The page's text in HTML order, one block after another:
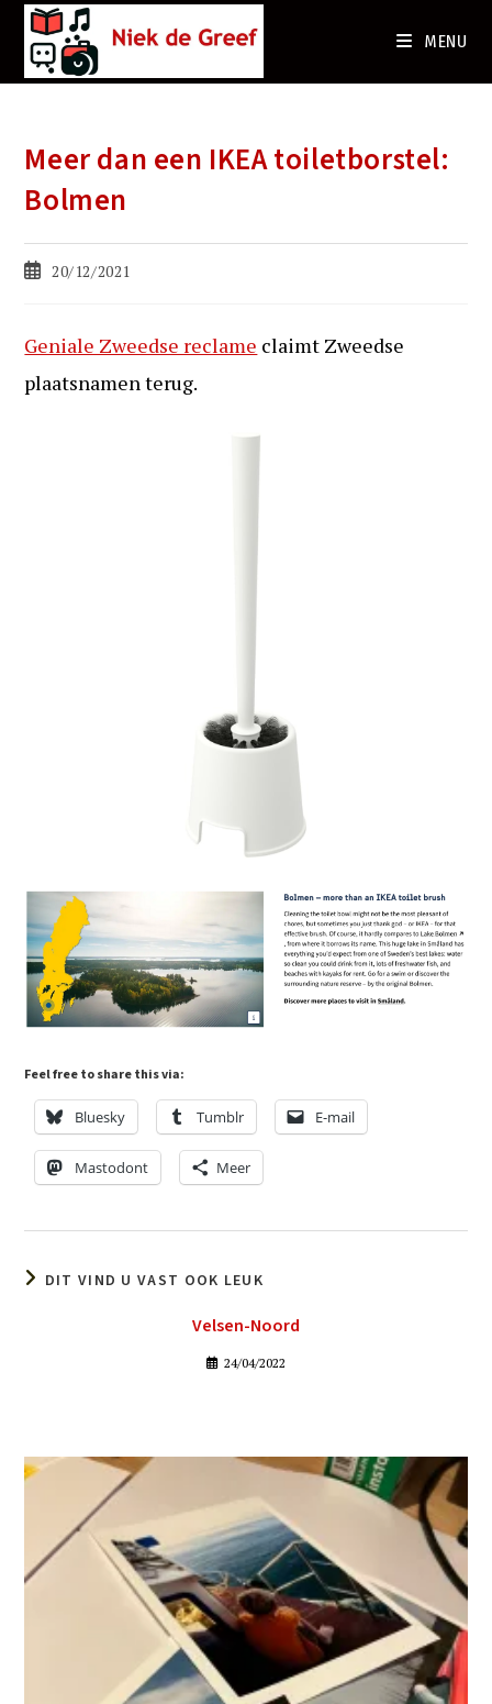
MENU
Meer dan een IKEA toiletborstel:
Bolmen
Bericht20/12/2021
Geniale Zweedse reclame claimt Zweedse
plaatsnamen terug.
Feel free to share this via:
Bluesky Tumblr E-mail
Mastodont Meer
DIT VIND U VAST OOK LEUK
Velsen-Noord
24/04/2022